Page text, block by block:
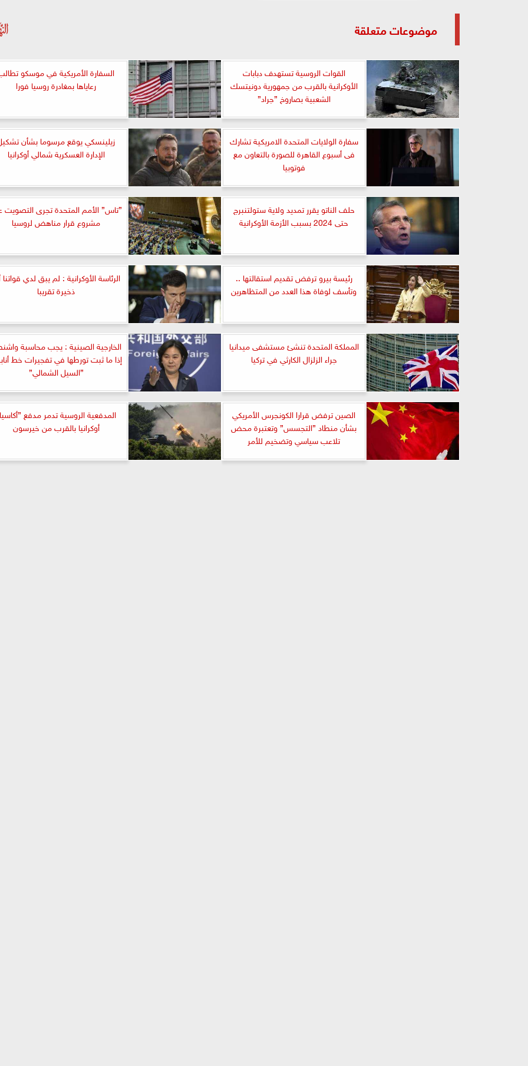
موضوعات متعلقة
القوات الروسية تستهدف دبابات
الأوكرانية بالقرب من جمهورية دونيتسك
الشعبية بصاروخ ”جراد”
السفارة الأمريكية في موسكو
رعاياها بمغادرة روسيا فورا
سفارة الولايات المتحدة الامريكية تشارك
فى أسبوع القاهرة للصورة بالتعاون مع
فوتوبيا
زيلينسكي يوقع مرسوما بشأن
الإدارة العسكرية شمالي أوكرانيا
حلف الناتو يقرر تمديد ولاية ستولتنبرج
حتى 2024 بسبب الأزمة الأوكرانية
”تاس” الأمم المتحدة تجرى التصويت
مشروع قرار مناهض لروسيا
رئيسة بيرو ترفض تقديم استقالتها ..
وتأسف لوفاة هذا العدد من المتظاهرين
الرئاسة الأوكرانية : لم يبق لدي
ذخيرة تقريبا
المملكة المتحدة تنشئ مستشفى ميدانيا
جراء الزلزال الكارثي في تركيا
الخارجية الصينية : يجب محاسبة
إذا ما ثبت تورطها في تفجيرات خط
”السيل الشمالي”
الصين ترفض قرارا الكونجرس الأمريكي
بشأن منطاد ”التجسس” وتعتبرة محض
تلاعب سياسي وتضخيم للأمر
المدفعية الروسية تدمر مدفع
أوكرانيا بالقرب من خيرسون